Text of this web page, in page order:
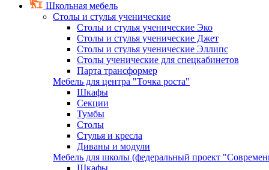
Школьная мебель
Столы и стулья ученические
Столы и стулья ученические Эко
Столы и стулья ученические Джет
Столы и стулья ученические Эллипс
Столы ученические для спецкабинетов
Парта трансформер
Мебель для центра "Точка роста"
Шкафы
Секции
Тумбы
Столы
Стулья и кресла
Диваны и модули
Мебель для школы (федеральный проект
Шкафы